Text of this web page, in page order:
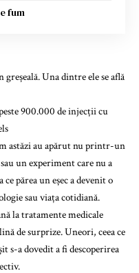
fum
900.000 de injecții cu
astăzi au apărut nu printr-un
un experiment care nu a
părea un eșec a devenit o
sau viața cotidiană.
la tratamente medicale
de surprize. Uneori, ceea ce
s-a dovedit a fi descoperirea